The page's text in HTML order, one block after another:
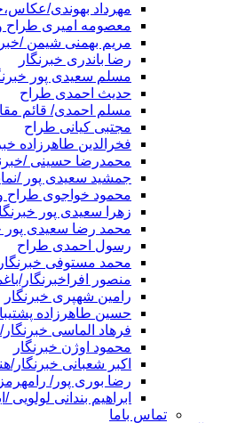
مهرداد بهوندی/
معصومه امیری طراح
مریم بهمنی شیمن /
رضا باندری خبرنگار
مسلم سعیدی پور
حدیث احمدی طراح
مسلم احمدی/ قائم
مجتبی کیانی طراح
فخرالدین طاهرزاده
محمدرضا حسینی /
جمشید سعیدی پور /
محمود خواجوی طراح و
زهرا سعیدی پور
محمد رضا سعیدی پور
رسول احمدی طراح
محمد مستوفی خبرنگار
منصور افراخبرنگار/
رامین شهپری خبرنگار
حسین طاهرزاده
فرهاد الماسی
محمود اوژن خبرنگار
اکبر شعبانی خبرنگار/
رضا بوری پور/ رامهرمز
ابراهیم بندانی لولویی /
تماس باما